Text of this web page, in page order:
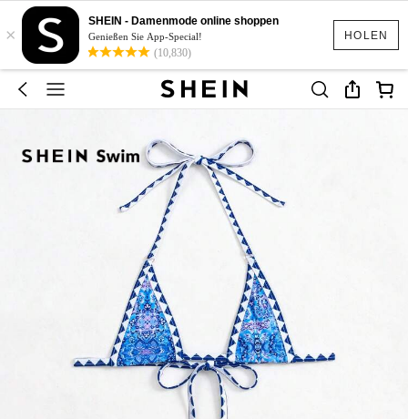
HOLEN
×
SHEIN - Damenmode online shoppen
Genießen Sie App-Special!
(10,830)